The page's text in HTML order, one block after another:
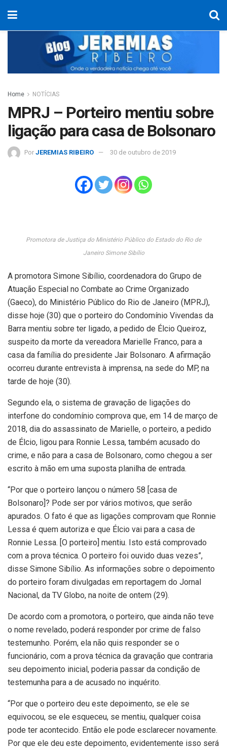
Home NOTÍCIAS
MPRJ – Porteiro mentiu sobre
ligação para casa de Bolsonaro
Por JEREMIAS RIBEIRO 30 de outubro de 2019
Promotora de Justiça do Ministério Público do Estado do Rio de
Janeiro Simone Sibílio
A promotora Simone Sibílio, coordenadora do Grupo de
Atuação Especial no Combate ao Crime Organizado
(Gaeco), do Ministério Público do Rio de Janeiro (MPRJ),
disse hoje (30) que o porteiro do Condomínio Vivendas da
Barra mentiu sobre ter ligado, a pedido de Élcio Queiroz,
suspeito da morte da vereadora Marielle Franco, para a
casa da família do presidente Jair Bolsonaro. A afirmação
ocorreu durante entrevista à imprensa, na sede do MP, na
tarde de hoje (30).
Segundo ela, o sistema de gravação de ligações do
interfone do condomínio comprova que, em 14 de março de
2018, dia do assassinato de Marielle, o porteiro, a pedido
de Élcio, ligou para Ronnie Lessa, também acusado do
crime, e não para a casa de Bolsonaro, como chegou a ser
escrito à mão em uma suposta planilha de entrada.
“Por que o porteiro lançou o número 58 [casa de
Bolsonaro]? Pode ser por vários motivos, que serão
apurados. O fato é que as ligações comprovam que Ronnie
Lessa é quem autoriza e que Élcio vai para a casa de
Ronnie Lessa. [O porteiro] mentiu. Isto está comprovado
com a prova técnica. O porteiro foi ouvido duas vezes”,
disse Simone Sibílio. As informações sobre o depoimento
do porteiro foram divulgadas em reportagem do Jornal
Nacional, da TV Globo, na noite de ontem (29).
De acordo com a promotora, o porteiro, que ainda não teve
o nome revelado, poderá responder por crime de falso
testemunho. Porém, ela não quis responder se o
funcionário, com a prova técnica da gravação que contraria
seu depoimento inicial, poderia passar da condição de
testemunha para a de acusado no inquérito.
“Por que o porteiro deu este depoimento, se ele se
equivocou, se ele esqueceu, se mentiu, qualquer coisa
pode ter acontecido. Então ele pode esclarecer novamente.
Por que ele deu este depoimento, evidentemente isso será